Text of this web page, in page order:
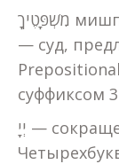
מִשְׁפָּטֶיךָ мишпате-ха — от: מִשְׁפָּט мишпат (m)
— суд,
суффиксом
יְיָ — сокращенное написание